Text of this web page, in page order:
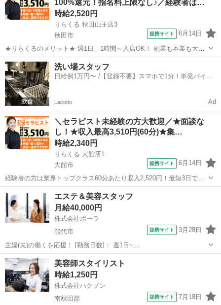
と両立しやすい♪ 全国の...
100%還元！指名料上限なし♪／経験者は…
時給2,520円
りらくる 秋田山王店3
秋田市
提携サイト 6月14日
★りらくるのメリット★ 週1日、1時間～入店OK！ 副業も本業も大歓
迎 りらくるはスマホ1つでカンタンに時間、日程、店舗を選べる「入
店エントリー制」で、 自分のスキマ時間で稼げて、本業・家庭・趣味
と両立しやすい♪ 全国の...
秋田 秋田市 セラピスト
洗い場スタッフ
日給例1万円〜 /【登録不要】スマホで1分！単発バイト
Lacotto Ad
＼セラピスト未経験の方大歓迎／★面談な
し！★収入最高3,510円(60分)★集…
時給2,340円
りらくる 大館店1
大館市
提携サイト 6月14日
経験者の方は業界トップクラス60分あたり収入2,520円！最短3日で入
店可 今の収入と環境に満足していますか？ 「もっと高い収入がほし
い」 「安定して稼ぎたい」 その悩み、すべて解決します！ ・全国ト
ップクラスの店舗数...
大館市 セラピスト
エステ＆美容スタッフ
月給40,000円
株式会社ポーラ
能代市
提携サイト 3月28日
主婦(夫)の働くを応援！ [勤務日数]： 週1日~
10:00~13:00/11:00~14:00/10:00~14:00/10:00~15:00/10:00~16:00 [勤務
地・最寄駅]： 秋田県能代市出戸本町８－...
秋田 能代市 エステ
美容師スタイリスト
時給1,250円
株式会社ハクブン
南秋田郡
提携サイト 7月18日